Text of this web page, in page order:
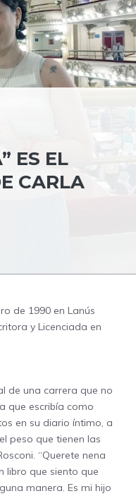
ES EL
CARLA
de 1990 en Lanús
y Licenciada en
de una carrera que no
que escribía como
en su diario íntimo, a
peso que tienen las
“Querete nena
libro que siento que
manera. Es mi hijo